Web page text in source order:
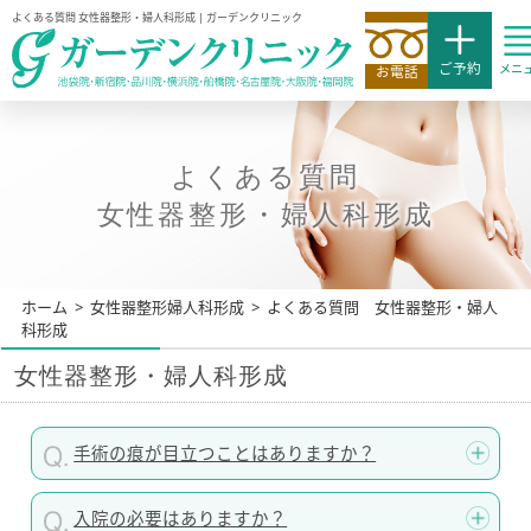
よくある質問女性器整形・婦人科形成 | ガーデンクリニック
お電話 ご予約 メニ
よくある質問
女性器整形・婦人科形成
ホーム > 女性器整形婦人科形成> よくある質問 女性器整形・婦人
科形成
女性器整形・婦人科形成
手術の痕が目立つことはありますか？
入院の必要はありますか？